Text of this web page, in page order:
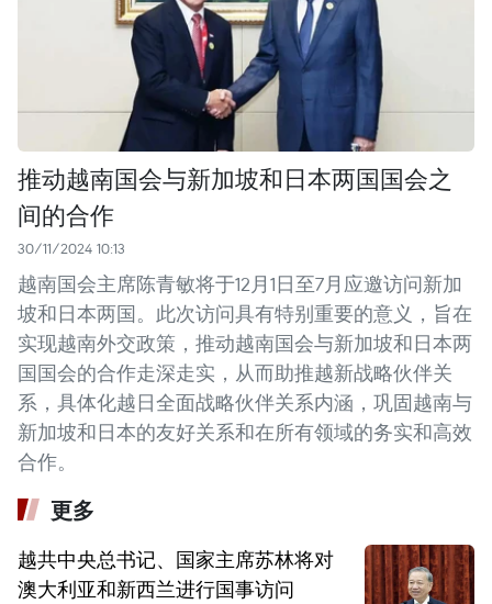
推动越南国会与新加坡和日本两国国会之
间的合作
30/11/2024 10:13
越南国会主席陈青敏将于12月1日至7月应邀访问新加
坡和日本两国。此次访问具有特别重要的意义，旨在
实现越南外交政策，推动越南国会与新加坡和日本两
国国会的合作走深走实，从而助推越新战略伙伴关
系，具体化越日全面战略伙伴关系内涵，巩固越南与
新加坡和日本的友好关系和在所有领域的务实和高效
合作。
更多
越共中央总书记、国家主席苏林将对
澳大利亚和新西兰进行国事访问